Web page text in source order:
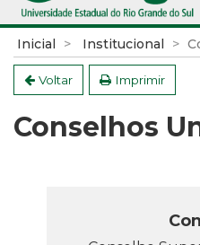
menu
para
busca
Início
do
conteúdo
Inicial Institucional
Voltar Imprimir
Conselhos